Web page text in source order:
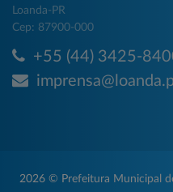
Loanda-PR
Cep: 87900-000
+55 (44) 3425-
2026 © Prefeitura Municipal